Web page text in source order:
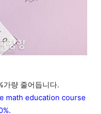
가량 줄어듭니다.
math education course